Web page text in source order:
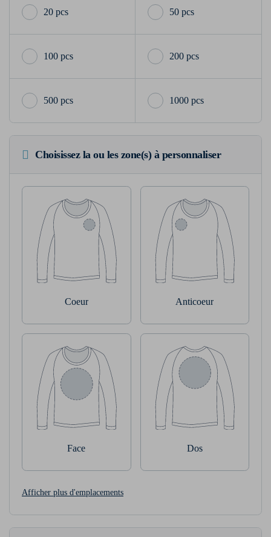
20 pcs 50 pcs
100 pcs 200 pcs
500 pcs 1000 pcs
Choisissez la ou les zone(s) à personnaliser
Coeur Anticoeur
Face Dos
Afficher plus d'emplacements